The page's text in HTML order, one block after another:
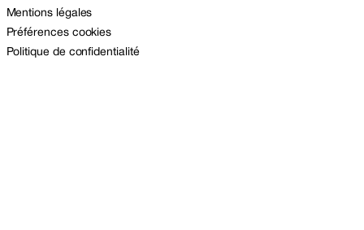
Mentions légales
Préférences cookies
Politique de confidentialité